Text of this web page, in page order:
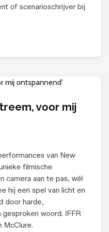
of scenarioschrijver bij
voor mij
van New
filmische
camera aan te pas, wél
hij een spel van licht en
door harde,
woord. IFFR
McClure.